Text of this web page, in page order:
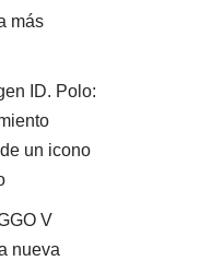
más
ID. Polo:
un icono
V
nueva